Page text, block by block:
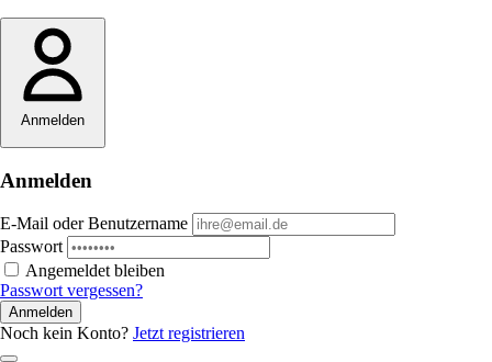
Anmelden
Anmelden
E-Mail oder Benutzername
Passwort
Angemeldet bleiben
Passwort vergessen?
Anmelden
Noch kein Konto? Jetzt registrieren